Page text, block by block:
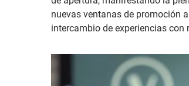
nuevas ventanas de promoción
intercambio de experiencias